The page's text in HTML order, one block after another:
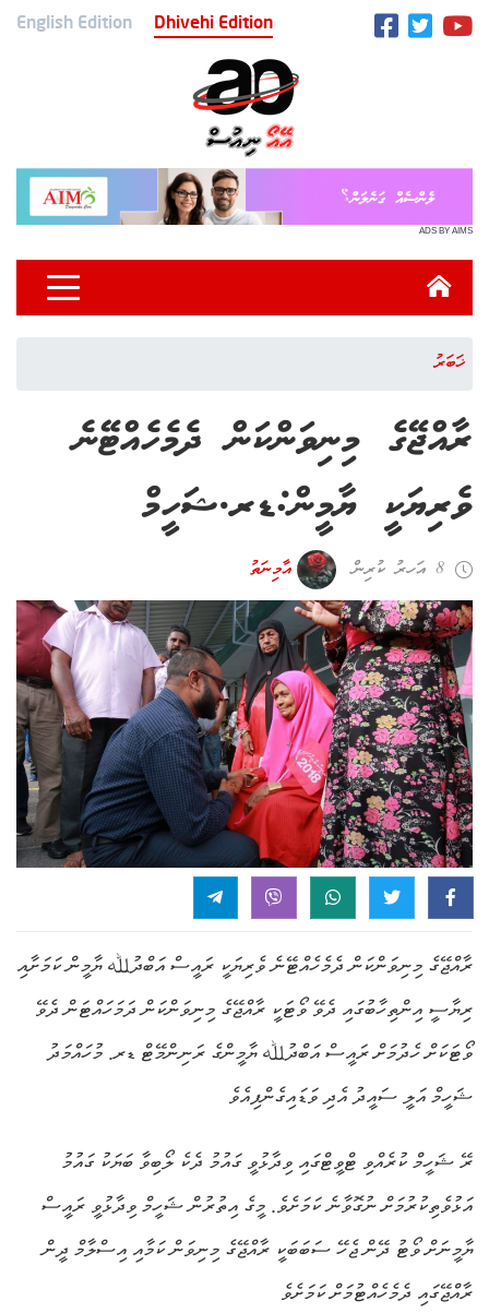
English Edition Dhivehi Edition
ADS BY AIMS
ޚަބަރު
ރާއްޖޭގެ މިނިވަންކަން ދެމެހެއްޓޭނެ
ވެރިޔަކީ ޔާމީން:ޑރ.ޝަހީމް
8 އަހރު ކުރިން އާމިނަތު
ރާއްޖޭގެ މިނިވަންކަން ދެމެހެއްޓޭނެ ވެރިޔަކީ ރައީސް އަބްދުﷲ ޔާމީން ކަމަށާއި
ރިޔާސީ އިންތިހާބުގައި ދެވޭ ވޯޓަކީ ރާއްޖޭގެ މިނިވަންކަން ދަމަހައްޓަން ދެވޭ
ވޯޓަކަށް ހެދުމަށް ރައީސް އަބްދުﷲ ޔާމީންގެ ރަނިންމޭޓް ޑރ. މުހައްމަދު
ޝަހީމް އަލީ ސައީދު އެދި ވަޑައިގެންފިއެވެ
ރޭ ޝަހީމް ކުރެއްވި ޓްވީޓްގައި ވިދާޅުވީ ގައުމު ދެކެ ލޯބިވާ ބަޔަކު ގައުމު
އަޅުވެތިކުރުމަށް ނުގޮވާނެ ކަމަށެވެ. މީގެ އިތުރުން ޝަހީމް ވިދާޅުވީ ރައީސް
ޔާމީނަށް ވޯޓު ދޭން ޖެހޭ ސަބަބަކީ ރާއްޖޭގެ މިނިވަން ކަމާއި އިސްލާމް ދީން
ރާއްޖޭގައި ދެމެހެއްޓުމަށް ކަމަށެވެ